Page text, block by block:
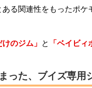
る関連性をもったポ
のジム」 と 「ベイビ
った、ブイズ専用